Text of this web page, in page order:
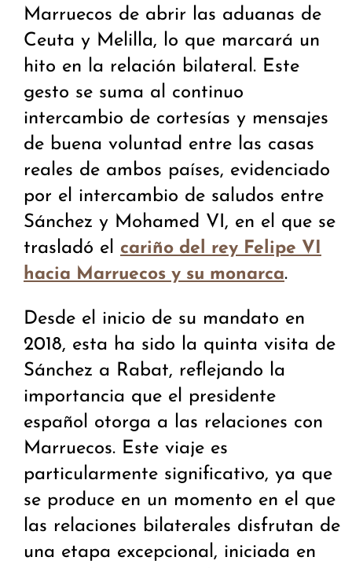
Marruecos de abrir las aduanas de
Ceuta y Melilla, lo que marcará un
hito en la relación bilateral. Este
gesto se suma al continuo
intercambio de cortesías y mensajes
de buena voluntad entre las casas
reales de ambos países, evidenciado
por el intercambio de saludos entre
Sánchez y Mohamed VI, en el que se
trasladó el cariño del rey Felipe VI
hacia Marruecos y su monarca.
Desde el inicio de su mandato en
2018, esta ha sido la quinta visita de
Sánchez a Rabat, reflejando la
importancia que el presidente
español otorga a las relaciones con
Marruecos. Este viaje es
particularmente significativo, ya que
se produce en un momento en el que
las relaciones bilaterales disfrutan de
una etapa excepcional, iniciada en